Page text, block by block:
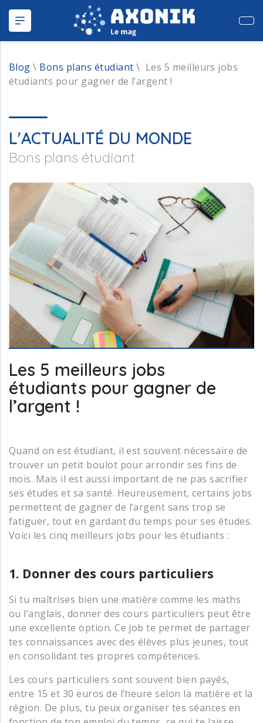
Blog \ Bons plans étudiant \ Les 5 meilleurs jobs
étudiants pour gagner de l’argent !
L'ACTUALITÉ DU MONDE
Bons plans étudiant
Les 5 meilleurs jobs
étudiants pour gagner de
l’argent !
Quand on est étudiant, il est souvent nécessaire de
trouver un petit boulot pour arrondir ses fins de
mois. Mais il est aussi important de ne pas sacrifier
ses études et sa santé. Heureusement, certains jobs
permettent de gagner de l’argent sans trop se
fatiguer, tout en gardant du temps pour ses études.
Voici les cinq meilleurs jobs pour les étudiants :
1. Donner des cours particuliers
Si tu maîtrises bien une matière comme les maths
ou l’anglais, donner des cours particuliers peut être
une excellente option. Ce job te permet de partager
tes connaissances avec des élèves plus jeunes, tout
en consolidant tes propres compétences.
Les cours particuliers sont souvent bien payés,
entre 15 et 30 euros de l’heure selon la matière et la
région. De plus, tu peux organiser tes séances en